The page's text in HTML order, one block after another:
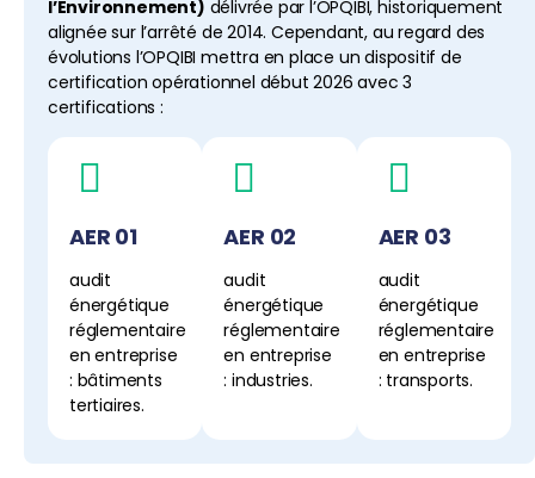
l’Environnement) délivrée par l’OPQIBI, historiquement
alignée sur l’arrêté de 2014. Cependant, au regard des
évolutions l’OPQIBI mettra en place un dispositif de
certification opérationnel début 2026 avec 3
certifications :
AER 01
audit
énergétique
réglementaire
en entreprise
: bâtiments
tertiaires.
AER 02
audit
énergétique
réglementaire
en entreprise
: industries.
AER 03
audit
énergétique
réglementaire
en entreprise
: transports.